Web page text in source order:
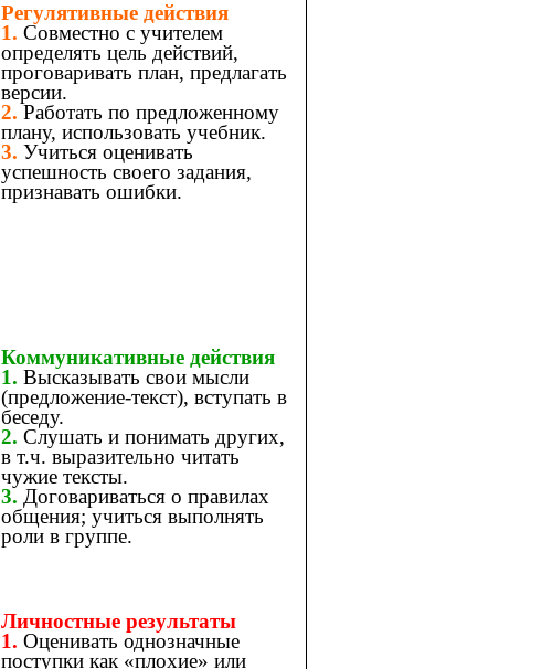
Регулятивные действия
1. Совместно с учителем
определять цель действий,
проговаривать план, предлагать
версии.
2. Работать по предложенному
плану, использовать учебник.
3. Учиться оценивать
успешность своего задания,
признавать ошибки.
Коммуникативные действия
1. Высказывать свои мысли
(предложение-текст), вступать в
беседу.
2. Слушать и понимать других,
в т.ч. выразительно читать
чужие тексты.
3. Договариваться о правилах
общения; учиться выполнять
роли в группе.
Личностные результаты
1. Оценивать однозначные
поступки как «плохие» или